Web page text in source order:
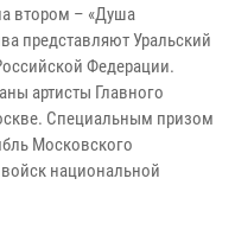
втором – «Душа
представляют Уральский
Федерации.
артисты Главного
Специальным призом
Московского
национальной